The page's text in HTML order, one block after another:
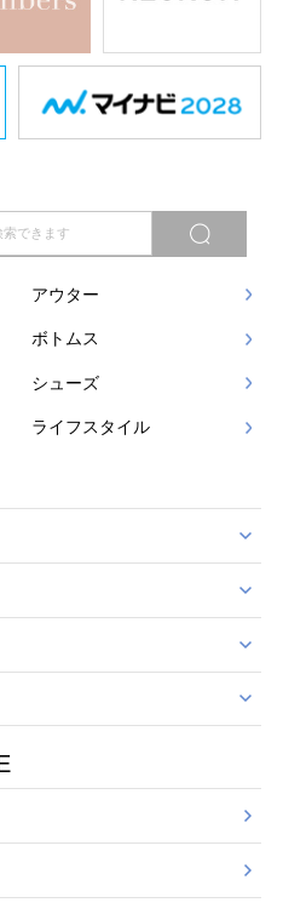
アウター
ボトムス
シューズ
ライフスタイル